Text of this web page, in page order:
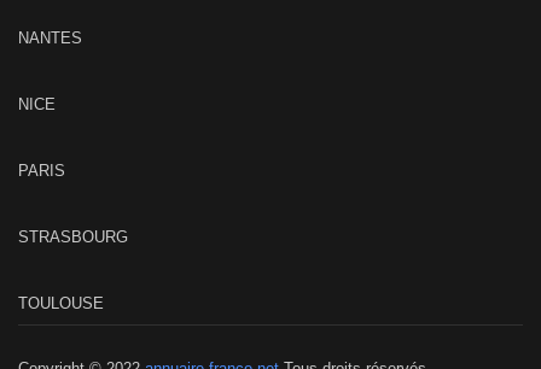
NANTES
NICE
PARIS
STRASBOURG
TOULOUSE